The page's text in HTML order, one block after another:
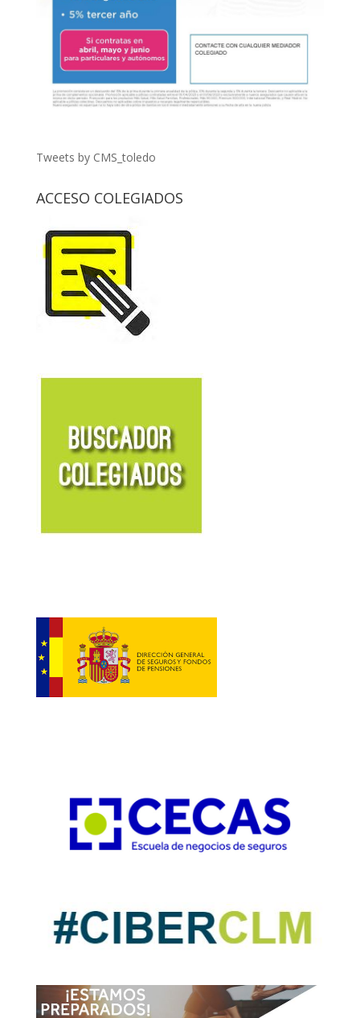
Tweets by CMS_toledo
ACCESO COLEGIADOS